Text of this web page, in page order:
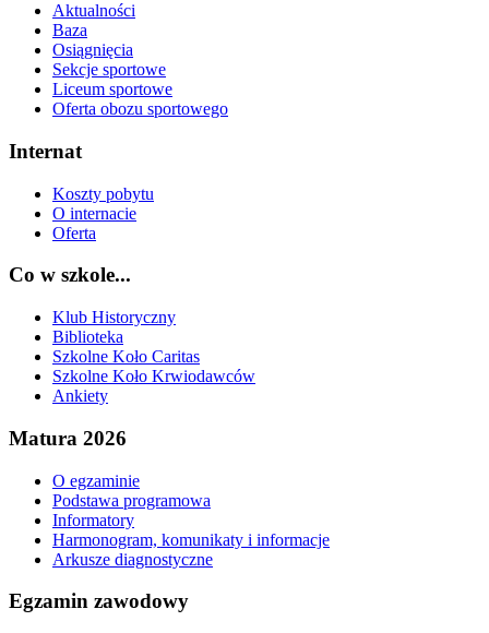
Aktualności
Baza
Osiągnięcia
Sekcje sportowe
Liceum sportowe
Oferta obozu sportowego
Internat
Koszty pobytu
O internacie
Oferta
Co w szkole...
Klub Historyczny
Biblioteka
Szkolne Koło Caritas
Szkolne Koło Krwiodawców
Ankiety
Matura 2026
O egzaminie
Podstawa programowa
Informatory
Harmonogram, komunikaty i informacje
Arkusze diagnostyczne
Egzamin zawodowy